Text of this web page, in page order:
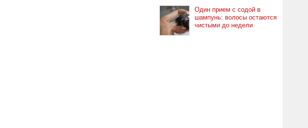
Один прием с содой в
шампунь: волосы остаются
чистыми до недели